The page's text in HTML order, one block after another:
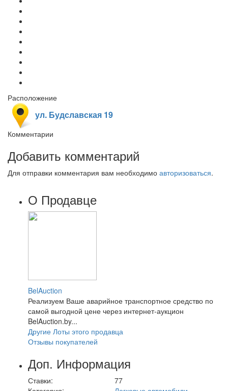
Расположение
ул. Будславская 19
Комментарии
Добавить комментарий
Для отправки комментария вам необходимо авторизоваться.
О Продавце
BelAuction
Реализуем Ваше аварийное транспортное средство по
самой выгодной цене через интернет-аукцион
BelAuction.by...
Другие Лоты этого продавца
Отзывы покупателей
Доп. Информация
Ставки:
77